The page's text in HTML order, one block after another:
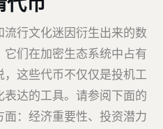
行文化迷因衍生出来的数
们在加密生态系统中占有
这些代币不仅仅是投机工
达的工具。请参阅下面的
：经济重要性、投资潜力